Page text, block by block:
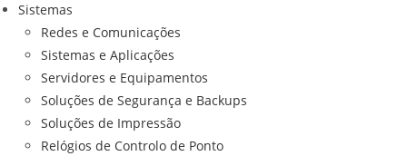
Sistemas
Redes e Comunicações
Sistemas e Aplicações
Servidores e Equipamentos
Soluções de Segurança e Backups
Soluções de Impressão
Relógios de Controlo de Ponto